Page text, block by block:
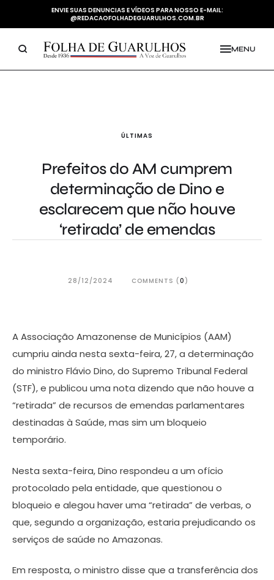
ENVIE SUAS DENUNCIAS E VÍDEOS PARA NOSSO E-MAIL:
@REDACAOFOLHADEGUARULHOS.COM.BR
MENU
ÚLTIMAS
Prefeitos do AM cumprem
determinação de Dino e
esclarecem que não houve
‘retirada’ de emendas
28/12/2024 COMMENTS (0 )
A Associação Amazonense de Municípios (AAM)
cumpriu ainda nesta sexta-feira, 27, a determinação
do ministro Flávio Dino, do Supremo Tribunal Federal
(STF), e publicou uma nota dizendo que não houve a
“retirada” de recursos de emendas parlamentares
destinadas à Saúde, mas sim um bloqueio
temporário.
Nesta sexta-feira, Dino respondeu a um ofício
protocolado pela entidade, que questionou o
bloqueio e alegou haver uma “retirada” de verbas, o
que, segundo a organização, estaria prejudicando os
serviços de saúde no Amazonas.
Em resposta, o ministro disse que a transferência dos